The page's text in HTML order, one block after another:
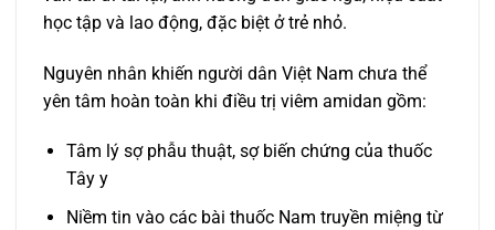
học tập và lao động, đặc biệt ở trẻ nhỏ.
Nguyên nhân khiến người dân Việt Nam chưa thể
yên tâm hoàn toàn khi điều trị viêm amidan gồm:
Tâm lý sợ phẫu thuật, sợ biến chứng của thuốc
Tây y
Niềm tin vào các bài thuốc Nam truyền miệng từ